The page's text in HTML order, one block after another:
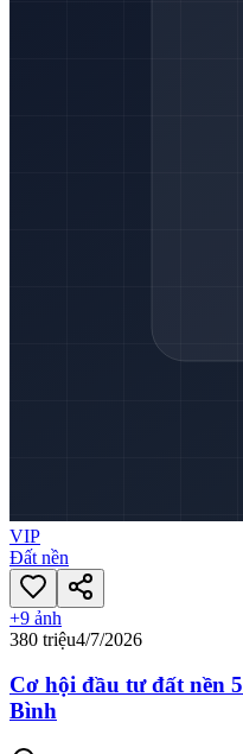
VIP
Đất nền
+9 ảnh
380 triệu4/7/2026
Cơ hội đầu tư đất nền
Bình